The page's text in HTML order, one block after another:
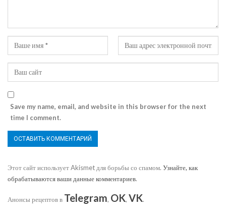
Save my name, email, and website in this browser for the next
time I comment.
Этот сайт использует Akismet для борьбы со спамом. Узнайте, как
обрабатываются ваши данные комментариев.
Анонсы рецептов в Telegram, OK, VK.